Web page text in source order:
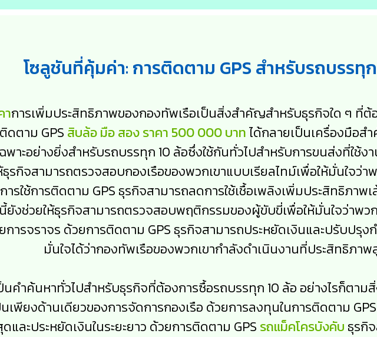
โซลูชันที่คุ้มค่า: การติดตาม GPS สำหรับรถบรรทุ
าการเพิ่มประสิทธิภาพของกองทัพเรือเป็นสิ่งสำคัญสำหรับธุรกิจใด ๆ ที่
ดตาม GPS สิบล้อ มือ สอง ราคา 500 000 บาทได้กลายเป็นเครื่องมือ
พาะอย่างยิ่งสำหรับรถบรรทุก 10 ล้อซึ่งใช้กันทั่วไปสำหรับการขนส่งที่ใช้
รกิจสามารถตรวจสอบกองเรือของพวกเขาแบบเรียลไทม์เพื่อให้มั่นใจว่า
รใช้การติดตาม GPS ธุรกิจสามารถลดการใช้เชื้อเพลิงเพิ่มประสิทธิภา
ยังช่วยให้ธุรกิจสามารถตรวจสอบพฤติกรรมของผู้ขับขี่เพื่อให้มั่นใจว่าพ
รจราจร ด้วยการติดตาม GPS ธุรกิจสามารถประหยัดเงินและปรับปรุง
มั่นใจได้ว่ากองทัพเรือของพวกเขากำลังดำเนินงานที่ประสิทธิภา
นคำค้นหาทั่วไปสำหรับธุรกิจที่ต้องการซื้อรถบรรทุก 10 ล้อ อย่างไรก็ตาม
เพียงด้านเดียวของการจัดการกองเรือ ด้วยการลงทุนในการติดตาม
และประหยัดเงินในระยะยาว ด้วยการติดตาม GPS รถแม็คโครบังคับ ธุรกิ